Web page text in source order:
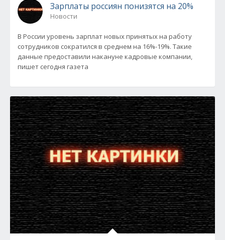
Зарплаты россиян понизятся на 20%
Новости
В России уровень зарплат новых принятых на работу
сотрудников сократился в среднем на 16%-19%. Такие
данные предоставили накануне кадровые компании,
пишет сегодня газета